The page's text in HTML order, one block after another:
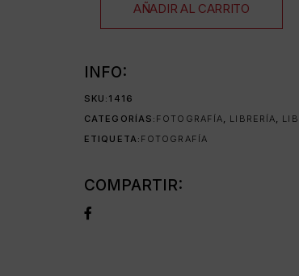
AÑADIR AL CARRITO
INFO:
SKU: 1416
CATEGORÍAS: FOTOGRAFÍA, LIBRERÍA,
ETIQUETA: FOTOGRAFÍA
COMPARTIR: